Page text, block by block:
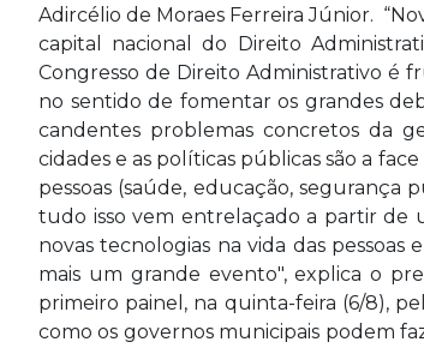
Adircélio de Moraes Ferreira Júnior.
capital nacional do Direito
Congresso de Direito Administrativo é
no sentido de fomentar os grandes
candentes problemas concretos da
cidades e as políticas públicas são a
pessoas (saúde, educação, segurança
tudo isso vem entrelaçado a partir de
novas tecnologias na vida das
mais um grande evento", explica o
primeiro painel, na quinta-feira (6/8),
como os governos municipais podem